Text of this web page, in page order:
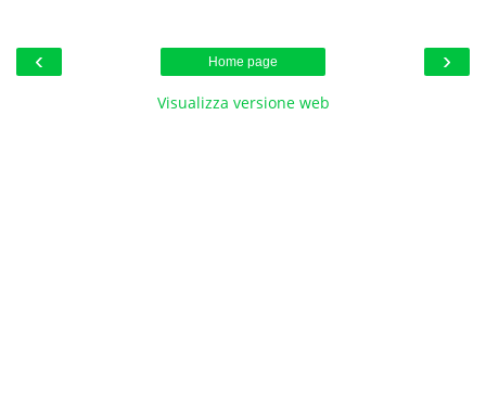
‹ ›
Home page
Visualizza versione web